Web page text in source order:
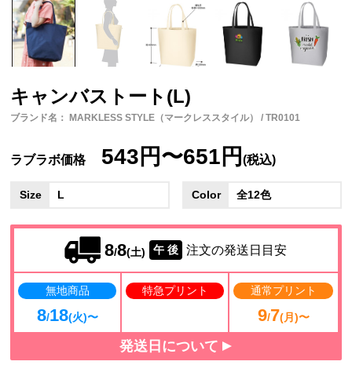
キャンバストート(L)
ブランド名： MARKLESS STYLE（マークレススタイル） / TR0101
ラブラボ価格 543円〜651円(税込)
Size L Color 全12色
8/8(土) 午 後 注文の発送日目安
無地商品
8/18(火)〜
特急プリント 通常プリント
9/7(月)〜
発送日について